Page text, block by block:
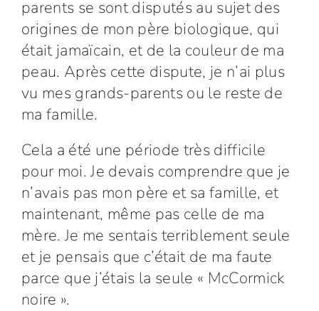
parents se sont disputés au sujet des
origines de mon père biologique, qui
était jamaïcain, et de la couleur de ma
peau. Après cette dispute, je n’ai plus
vu mes grands-parents ou le reste de
ma famille.
Cela a été une période très difficile
pour moi. Je devais comprendre que je
n’avais pas mon père et sa famille, et
maintenant, même pas celle de ma
mère. Je me sentais terriblement seule
et je pensais que c’était de ma faute
parce que j’étais la seule « McCormick
noire ».